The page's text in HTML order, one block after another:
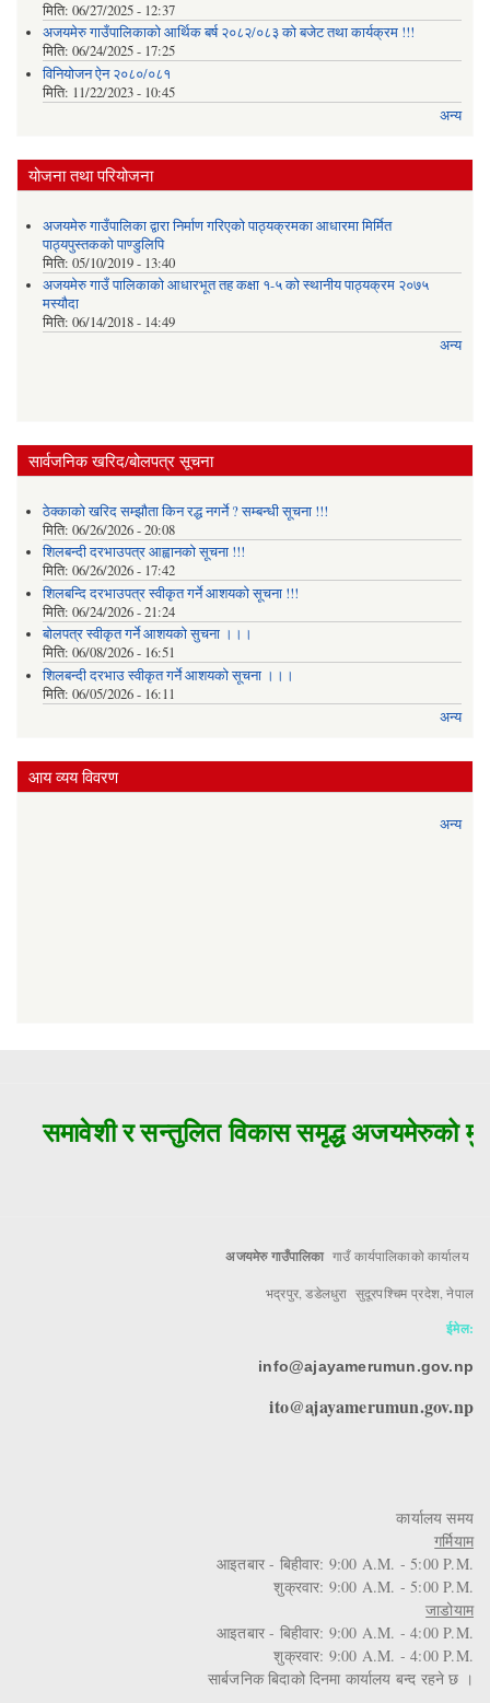
मिति: 06/27/2025 - 12:37
अजयमेरु गाउँपालिकाको आर्थिक बर्ष २०८२/०८३ को बजेट तथा कार्यक्रम !!!
मिति: 06/24/2025 - 17:25
विनियोजन ऐन २०८०/०८१
मिति: 11/22/2023 - 10:45
अन्य
योजना तथा परियोजना
अजयमेरु गाउँपालिका द्वारा निर्माण गरिएको पाठ्यक्रमका आधारमा मिर्मित
पाठ्यपुस्तकको पाण्डुलिपि
मिति: 05/10/2019 - 13:40
अजयमेरु गाउँ पालिकाको आधारभूत तह कक्षा १-५ को स्थानीय पाठ्यक्रम २०७५
मस्यौदा
मिति: 06/14/2018 - 14:49
अन्य
सार्वजनिक खरिद/बोलपत्र सूचना
ठेक्काको खरिद सम्झौता किन रद्ध नगर्ने ? सम्बन्धी सूचना !!!
मिति: 06/26/2026 - 20:08
शिलबन्दी दरभाउपत्र आह्वानको सूचना !!!
मिति: 06/26/2026 - 17:42
शिलबन्दि दरभाउपत्र स्वीकृत गर्ने आशयकाे सूचना !!!
मिति: 06/24/2026 - 21:24
बोलपत्र स्वीकृत गर्ने आशयको सुचना ।।।
मिति: 06/08/2026 - 16:51
शिलबन्दी दरभाउ स्वीकृत गर्ने आशयको सूचना ।।।
मिति: 06/05/2026 - 16:11
अन्य
आय व्यय विवरण
अन्य
समावेशी र सन्तुलित विकास समृद्ध अजयमेरुको
अजयमेरु गाउँपालिका गाउँ कार्यपालिकाको कार्यालय
भद्रपुर, डडेलधुरा सुदूरपश्चिम प्रदेश, नेपाल
ईमेल:
info@ajayamerumun.gov.np
ito@ajayamerumun.gov.np
कार्यालय समय
गर्मियाम
आइतबार - बिहीवार: 9:00 A.M. - 5:00 P.M.
शुक्रवार: 9:00 A.M. - 5:00 P.M.
जाडोयाम
आइतबार - बिहीवार: 9:00 A.M. - 4:00 P.M.
शुक्रवार: 9:00 A.M. - 4:00 P.M.
सार्बजनिक बिदाको दिनमा कार्यालय बन्द रहने छ ।